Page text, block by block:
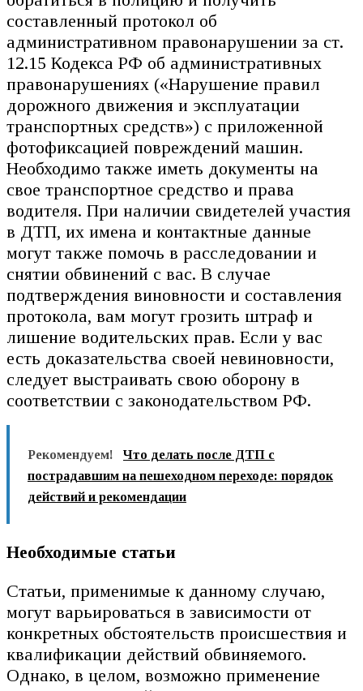
составленный протокол об
административном правонарушении за ст.
12.15 Кодекса РФ об административных
правонарушениях («Нарушение правил
дорожного движения и эксплуатации
транспортных средств») с приложенной
фотофиксацией повреждений машин.
Необходимо также иметь документы на
свое транспортное средство и права
водителя. При наличии свидетелей участия
в ДТП, их имена и контактные данные
могут также помочь в расследовании и
снятии обвинений с вас. В случае
подтверждения виновности и составления
протокола, вам могут грозить штраф и
лишение водительских прав. Если у вас
есть доказательства своей невиновности,
следует выстраивать свою оборону в
соответствии с законодательством РФ.
Рекомендуем!
Что делать после ДТП с
пострадавшим на пешеходном переходе: порядок
действий и рекомендации
Необходимые статьи
Статьи, применимые к данному случаю,
могут варьироваться в зависимости от
конкретных обстоятельств происшествия и
квалификации действий обвиняемого.
Однако, в целом, возможно применение